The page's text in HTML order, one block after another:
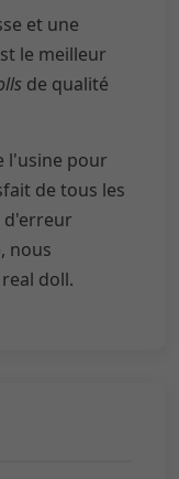
et une
le meilleur
de qualité
l'usine pour
de tous les
d'erreur
nous
doll.